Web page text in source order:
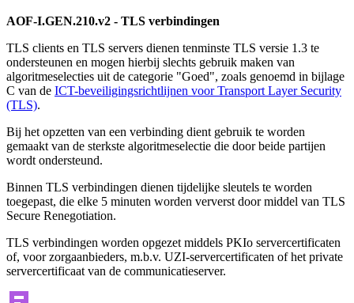
AOF-I.GEN.210.v2 - TLS verbindingen
TLS clients en TLS servers dienen tenminste TLS versie 1.3 te
ondersteunen en mogen hierbij slechts gebruik maken van
algoritmeselecties uit de categorie "Goed", zoals genoemd in bijlage
C van de ICT-beveiligingsrichtlijnen voor Transport Layer Security
(TLS).
Bij het opzetten van een verbinding dient gebruik te worden
gemaakt van de sterkste algoritmeselectie die door beide partijen
wordt ondersteund.
Binnen TLS verbindingen dienen tijdelijke sleutels te worden
toegepast, die elke 5 minuten worden ververst door middel van TLS
Secure Renegotiation.
TLS verbindingen worden opgezet middels PKIo servercertificaten
of, voor zorgaanbieders, m.b.v. UZI-servercertificaten of het private
servercertificaat van de communicatieserver.